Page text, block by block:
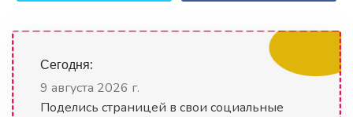
Сегодня:
9 августа 2026 г.
Поделись страницей в свои социальные